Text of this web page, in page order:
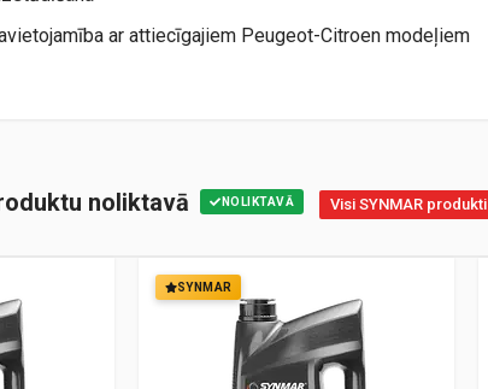
ar attiecīgajiem Peugeot-Citroen modeļiem
noliktavā NOLIKTAVĀ Visi SYNMAR produkti
SYNMAR